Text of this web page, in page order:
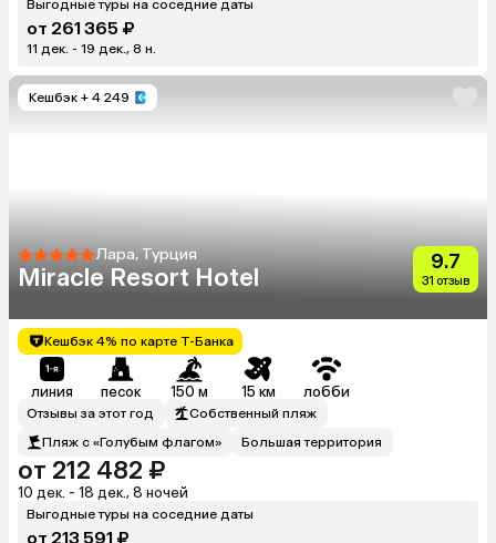
Выгодные туры на соседние даты
от 261 365 ₽
11 дек. - 19 дек., 8 н.
Кешбэк + 4 249
Лара, Турция
Miracle Resort Hotel
9.7
31 отзыв
Кешбэк 4% по карте Т-Банка
линия песок 150 м 15 км лобби
Отзывы за этот год
Собственный пляж
Пляж с «Голубым флагом»
Большая территория
от 212 482 ₽
10 дек. - 18 дек., 8 ночей
Выгодные туры на соседние даты
от 213 591 ₽